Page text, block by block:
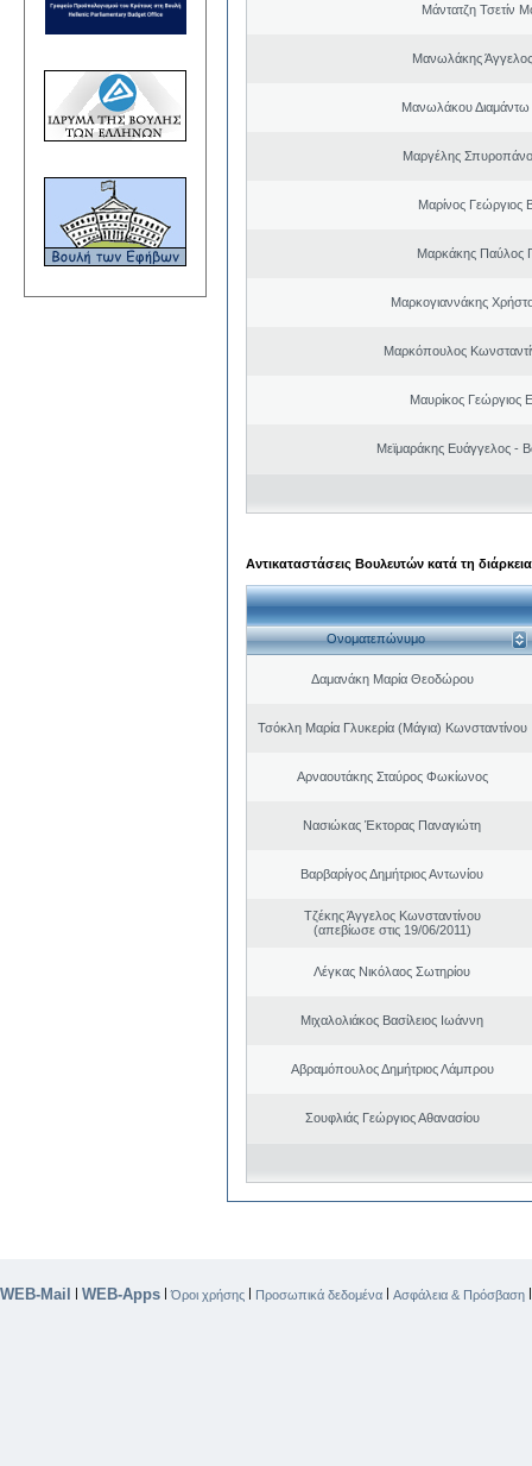
Μάντατζη Τσετίν
Μανωλάκης
Μανωλάκου
Μαργέλης
Μαρίνος Γεώργιος
Μαρκάκης Παύλος
Μαρκογιαννάκης
Μαρκόπουλος
Μαυρίκος Γεώργιος
Μεϊμαράκης Ευάγγελος -
Αντικαταστάσεις Βουλευτών κατά τη
Ονοματεπώνυμο
Δαμανάκη Μαρία Θεοδώρου
Τσόκλη Μαρία Γλυκερία (Μάγια) Κωνσταντίνου
Αρναουτάκης Σταύρος Φωκίωνος
Νασιώκας Έκτορας Παναγιώτη
Βαρβαρίγος Δημήτριος Αντωνίου
Τζέκης Άγγελος Κωνσταντίνου
(απεβίωσε στις 19/06/2011)
Λέγκας Νικόλαος Σωτηρίου
Μιχαλολιάκος Βασίλειος Ιωάννη
Αβραμόπουλος Δημήτριος Λάμπρου
Σουφλιάς Γεώργιος Αθανασίου
WEB-Mail | WEB-Apps |Όροι χρήσης | Προσωπικά δεδομένα | Ασφάλεια & Πρόσβαση